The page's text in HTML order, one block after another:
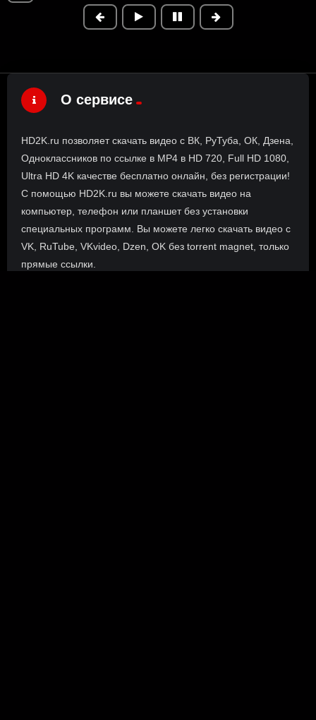
О сервисе
HD2K.ru позволяет скачать видео с ВК, РуТуба, ОК, Дзена,
Одноклассников по ссылке в MP4 в HD 720, Full HD 1080,
Ultra HD 4K качестве бесплатно онлайн, без регистрации!
С помощью HD2K.ru вы можете скачать видео на
компьютер, телефон или планшет без установки
специальных программ. Вы можете легко скачать видео с
VK, RuTube, VKvideo, Dzen, OK без torrent magnet, только
прямые ссылки.